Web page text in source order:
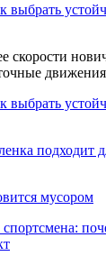
выбрать
скорости
выбрать
подходит
мусором